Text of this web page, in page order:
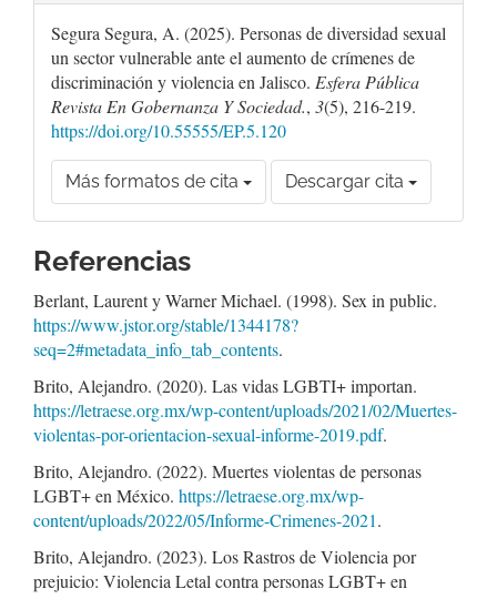
Segura Segura, A. (2025). Personas de diversidad sexual
un sector vulnerable ante el aumento de crímenes de
discriminación y violencia en Jalisco. Esfera Pública
Revista En Gobernanza Y Sociedad., 3(5), 216-219.
https://doi.org/10.55555/EP.5.120
Más formatos de cita Descargar cita
Referencias
Berlant, Laurent y Warner Michael. (1998). Sex in public.
https://www.jstor.org/stable/1344178?
seq=2#metadata_info_tab_contents.
Brito, Alejandro. (2020). Las vidas LGBTI+ importan.
https://letraese.org.mx/wp-content/uploads/2021/02/Muertes-
violentas-por-orientacion-sexual-informe-2019.pdf.
Brito, Alejandro. (2022). Muertes violentas de personas
LGBT+ en México. https://letraese.org.mx/wp-
content/uploads/2022/05/Informe-Crimenes-2021.
Brito, Alejandro. (2023). Los Rastros de Violencia por
prejuicio: Violencia Letal contra personas LGBT+ en